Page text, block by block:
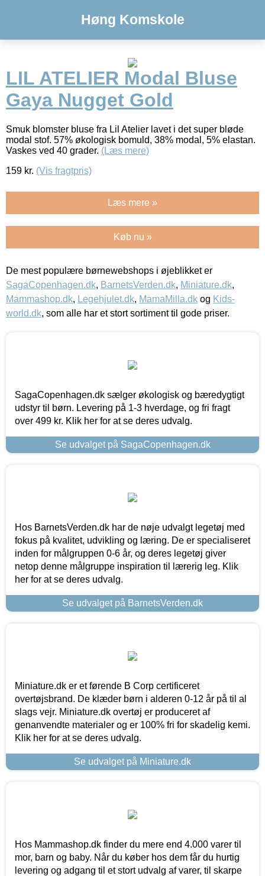
Høng Komskole
LIL ATELIER Modal Bluse
Gaya Nugget Gold
Smuk blomster bluse fra Lil Atelier lavet i det super bløde
modal stof. 57% økologisk bomuld, 38% modal, 5% elastan.
Vaskes ved 40 grader. (Læs mere)
159 kr. (Vis fragtpris)
Læs mere »
Køb nu »
De mest populære børnewebshops i øjeblikket er
SagaCopenhagen.dk, BarnetsVerden.dk, Miniature.dk,
Mammashop.dk, Legehjulet.dk, MamaMilla.dk og Kids-
world.dk, som alle har et stort sortiment til gode priser.
SagaCopenhagen.dk sælger økologisk og bæredygtigt
udstyr til børn. Levering på 1-3 hverdage, og fri fragt
over 499 kr. Klik her for at se deres udvalg.
Se udvalget på SagaCopenhagen.dk
Hos BarnetsVerden.dk har de nøje udvalgt legetøj med
fokus på kvalitet, udvikling og læring. De er specialiseret
inden for målgruppen 0-6 år, og deres legetøj giver
netop denne målgruppe inspiration til lærerig leg. Klik
her for at se deres udvalg.
Se udvalget på BarnetsVerden.dk
Miniature.dk er et førende B Corp certificeret
overtøjsbrand. De klæder børn i alderen 0-12 år på til al
slags vejr. Miniature.dk overtøj er produceret af
genanvendte materialer og er 100% fri for skadelig kemi.
Klik her for at se deres udvalg.
Se udvalget på Miniature.dk
Hos Mammashop.dk finder du mere end 4.000 varer til
mor, barn og baby. Når du køber hos dem får du hurtig
levering og adgang til et stort udvalg af varer, til skarpe